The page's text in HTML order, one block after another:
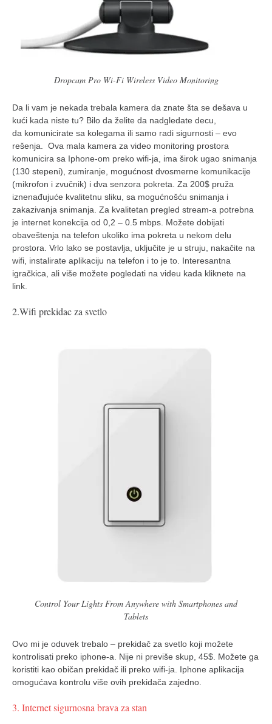
timbei rochin
snimci nastupa
galerija kluba
članarina
kontakt
besplatna e-knjiga
termini treninga
moja priča
fotke
Ћир
Dropcam Pro Wi-Fi Wireless Video Monitoring
Da li vam je nekada trebala kamera da znate šta se dešava u
kući kada niste tu? Bilo da želite da nadgledate decu,
da komunicirate sa kolegama ili samo radi sigurnosti – evo
rešenja. Ova mala kamera za video monitoring prostora
komunicira sa Iphone-om preko wifi-ja, ima širok ugao snimanja
(130 stepeni), zumiranje, mogućnost dvosmerne komunikacije
(mikrofon i zvučnik) i dva senzora pokreta. Za 200$ pruža
iznenađujuće kvalitetnu sliku, sa mogućnošću snimanja i
zakazivanja snimanja. Za kvalitetan pregled stream-a potrebna
je internet konekcija od 0,2 – 0.5 mbps. Možete dobijati
obaveštenja na telefon ukoliko ima pokreta u nekom delu
prostora. Vrlo lako se postavlja, uključite je u struju, nakačite na
wifi, instalirate aplikaciju na telefon i to je to. Interesantna
igračkica, ali više možete pogledati na videu kada kliknete na
link.
2.Wifi prekidac za svetlo
Control Your Lights From Anywhere with Smartphones and
Tablets
Ovo mi je oduvek trebalo – prekidač za svetlo koji možete
kontrolisati preko iphone-a. Nije ni previše skup, 45$. Možete ga
koristiti kao običan prekidač ili preko wifi-ja. Iphone aplikacija
omogućava kontrolu više ovih prekidača zajedno.
3. Internet sigurnosna brava za stan